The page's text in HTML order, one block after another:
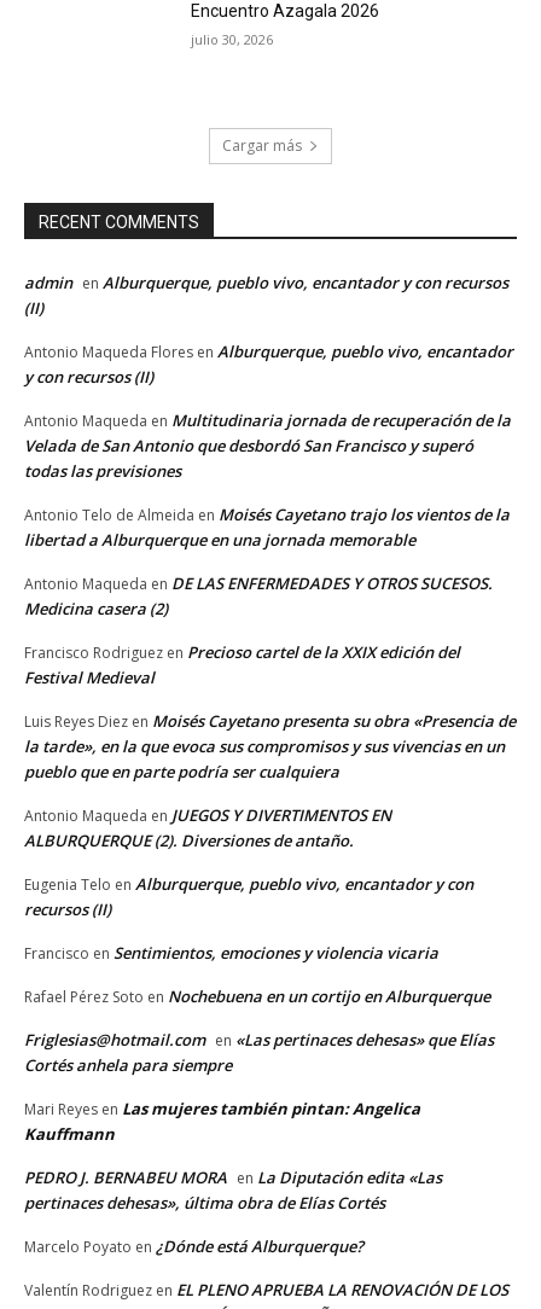
Encuentro Azagala 2026
julio 30, 2026
Cargar más
RECENT COMMENTS
admin en Alburquerque, pueblo vivo, encantador y con recursos
(II)
Antonio Maqueda Flores en Alburquerque, pueblo vivo, encantador
y con recursos (II)
Antonio Maqueda en Multitudinaria jornada de recuperación de la
Velada de San Antonio que desbordó San Francisco y superó
todas las previsiones
Antonio Telo de Almeida en Moisés Cayetano trajo los vientos de la
libertad a Alburquerque en una jornada memorable
Antonio Maqueda en DE LAS ENFERMEDADES Y OTROS SUCESOS.
Medicina casera (2)
Francisco Rodriguez en Precioso cartel de la XXIX edición del
Festival Medieval
Luis Reyes Diez en Moisés Cayetano presenta su obra «Presencia de
la tarde», en la que evoca sus compromisos y sus vivencias en un
pueblo que en parte podría ser cualquiera
Antonio Maqueda en JUEGOS Y DIVERTIMENTOS EN
ALBURQUERQUE (2). Diversiones de antaño.
Eugenia Telo en Alburquerque, pueblo vivo, encantador y con
recursos (II)
Francisco en Sentimientos, emociones y violencia vicaria
Rafael Pérez Soto en Nochebuena en un cortijo en Alburquerque
Friglesias@hotmail.com en «Las pertinaces dehesas» que Elías
Cortés anhela para siempre
Mari Reyes en Las mujeres también pintan: Angelica
Kauffmann
PEDRO J. BERNABEU MORA en La Diputación edita «Las
pertinaces dehesas», última obra de Elías Cortés
Marcelo Poyato en ¿Dónde está Alburquerque?
Valentín Rodriguez en EL PLENO APRUEBA LA RENOVACIÓN DE LOS